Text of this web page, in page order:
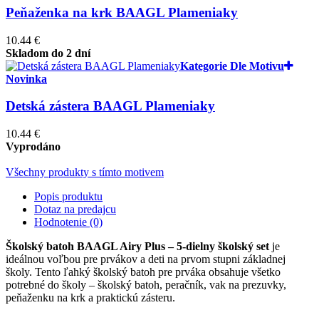
Peňaženka na krk BAAGL Plameniaky
10.44 €
Skladom do 2 dní
Kategorie Dle Motivu
Novinka
Detská zástera BAAGL Plameniaky
10.44 €
Vyprodáno
Všechny produkty s tímto motivem
Popis produktu
Dotaz na predajcu
Hodnotenie (0)
Školský batoh BAAGL Airy Plus – 5-dielny školský set je
ideálnou voľbou pre prvákov a deti na prvom stupni základnej
školy. Tento ľahký školský batoh pre prváka obsahuje všetko
potrebné do školy – školský batoh, peračník, vak na prezuvky,
peňaženku na krk a praktickú zásteru.